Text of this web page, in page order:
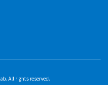
All rights reserved.